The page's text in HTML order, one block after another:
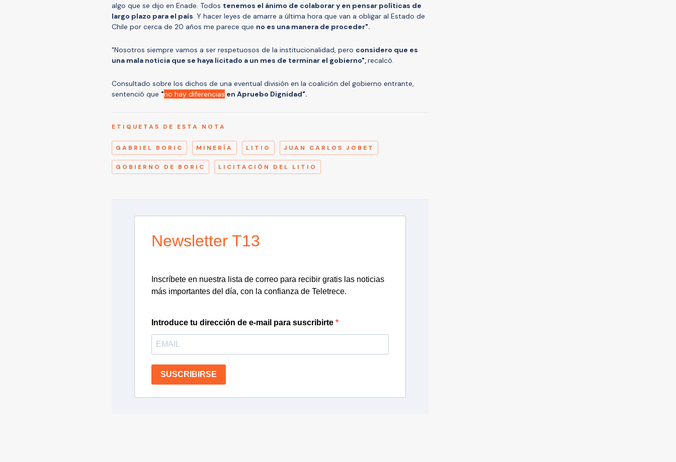
algo que se dijo en Enade. Todos tenemos el ánimo de colaborar y en pensar políticas de
largo plazo para el país. Y hacer leyes de amarre a última hora que van a obligar al Estado de
Chile por cerca de 20 años me parece que no es una manera de proceder".
"Nosotros siempre vamos a ser respetuosos de la institucionalidad, pero considero que es
una mala noticia que se haya licitado a un mes de terminar el gobierno",recalcó.
Consultado sobre los dichos de una eventual división en la coalición del gobierno entrante,
sentenció que "no hay diferencias en Apruebo Dignidad".
ETIQUETAS DE ESTA NOTA
GABRIEL BORIC MINERÍA LITIO JUAN CARLOS JOBET
GOBIERNO DE BORIC LICITACIÓN DEL LITIO
Newsletter T13
Inscríbete en nuestra lista de correo para recibir gratis las noticias
más importantes del día, con la confianza de Teletrece.
Introduce tu dirección de e-mail para suscribirte
SUSCRIBIRSE